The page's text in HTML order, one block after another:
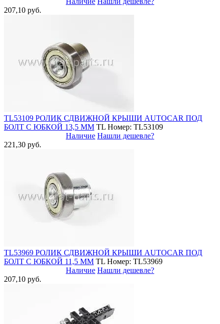
207,10 руб.
TL53109 РОЛИК СДВИЖНОЙ КРЫШИ AUTOCAR ПОД
БОЛТ С ЮБКОЙ 13,5 ММ TL Номер: TL53109
Наличие Нашли дешевле?
221,30 руб.
TL53969 РОЛИК СДВИЖНОЙ КРЫШИ AUTOCAR ПОД
БОЛТ С ЮБКОЙ 11,5 ММ TL Номер: TL53969
Наличие Нашли дешевле?
207,10 руб.